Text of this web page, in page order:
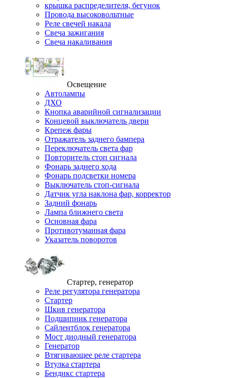
крышка распределителя, бегунок
Провода высоковольтные
Реле свечей накала
Свеча зажигания
Свеча накаливания
Освещение
Автолампы
ДХО
Кнопка аварийной сигнализации
Концевой выключатель двери
Крепеж фары
Отражатель заднего бампера
Переключатель света фар
Повторитель стоп сигнала
Фонарь заднего хода
Фонарь подсветки номера
Выключатель стоп-сигнала
Датчик угла наклона фар, корректор
Задний фонарь
Лампа ближнего света
Основная фара
Противотуманная фара
Указатель поворотов
Стартер, генератор
Реле регулятора генератора
Стартер
Шкив генератора
Подшипник генератора
Сайлентблок генератора
Мост диодный генератора
Генератор
Втягивающее реле стартера
Втулка стартера
Бендикс стартера